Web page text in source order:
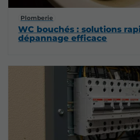
Plomberie
WC bouchés : solutions
dépannage efficace